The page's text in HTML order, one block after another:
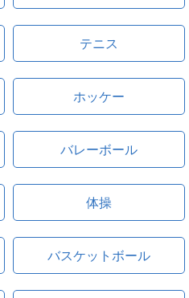
テニス
ホッケー
バレーボール
体操
バスケットボール